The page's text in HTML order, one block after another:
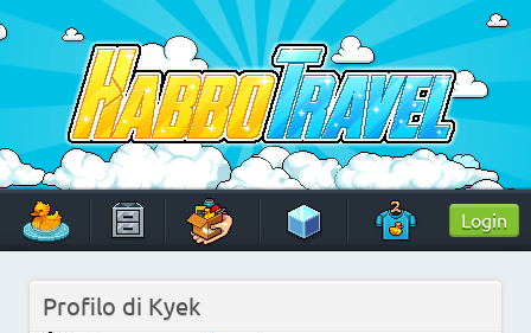
Skip
to
content
HabboTravel
Un viaggio di pixel!
Login
Profilo di Kyek